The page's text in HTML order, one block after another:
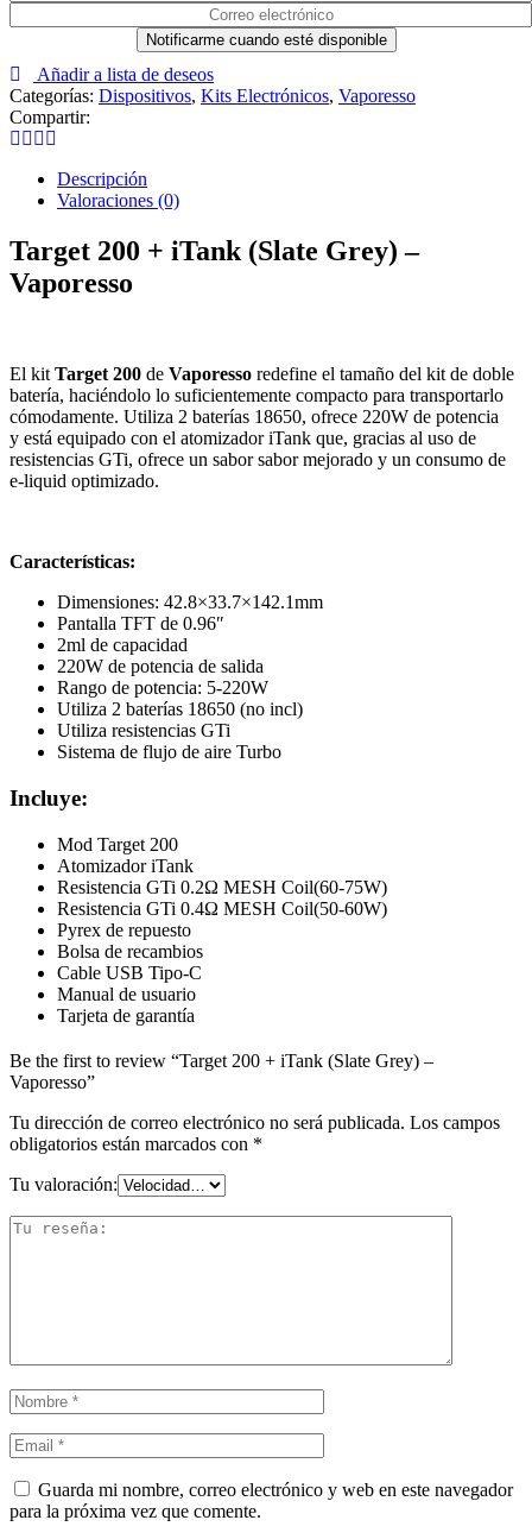
Añadir a lista de deseos
Categorías: Dispositivos, Kits Electrónicos, Vaporesso
Compartir:
Descripción
Valoraciones (0)
Target 200 + iTank (Slate Grey) –
Vaporesso
El kit Target 200 de Vaporesso redefine el tamaño del kit de doble
batería, haciéndolo lo suficientemente compacto para transportarlo
cómodamente. Utiliza 2 baterías 18650, ofrece 220W de potencia
y está equipado con el atomizador iTank que, gracias al uso de
resistencias GTi, ofrece un sabor sabor mejorado y un consumo de
e-liquid optimizado.
Características:
Dimensiones: 42.8×33.7×142.1mm
Pantalla TFT de 0.96″
2ml de capacidad
220W de potencia de salida
Rango de potencia: 5-220W
Utiliza 2 baterías 18650 (no incl)
Utiliza resistencias GTi
Sistema de flujo de aire Turbo
Incluye:
Mod Target 200
Atomizador iTank
Resistencia GTi 0.2Ω MESH Coil(60-75W)
Resistencia GTi 0.4Ω MESH Coil(50-60W)
Pyrex de repuesto
Bolsa de recambios
Cable USB Tipo-C
Manual de usuario
Tarjeta de garantía
Be the first to review “Target 200 + iTank (Slate Grey) –
Vaporesso”
Tu dirección de correo electrónico no será publicada. Los campos
obligatorios están marcados con *
Tu valoración:
Guarda mi nombre, correo electrónico y web en este navegador
para la próxima vez que comente.